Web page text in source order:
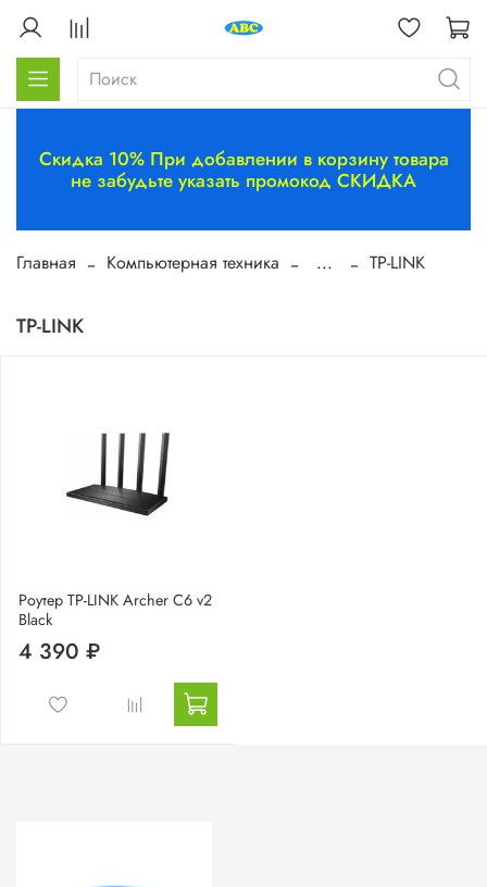
Скидка 10% При добавлении в корзину товара
не забудьте указать промокод СКИДКА
Главная Компьютерная техника ... TP-LINK
TP-LINK
Роутер TP-LINK Archer C6 v2
Black
4 390 ₽